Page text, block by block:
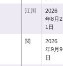
江川
2026
年8月2
1日
関
2026
年9月9
日